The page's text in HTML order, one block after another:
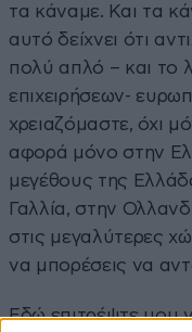
τα κάναμε. Και τα
αυτό δείχνει ότι
πολύ απλό – και το
επιχειρήσεων-
χρειαζόμαστε, όχι
αφορά μόνο στην
μεγέθους της
Γαλλία, στην
στις μεγαλύτερες
να μπορέσεις να
Εδώ επιτρέψτε μου